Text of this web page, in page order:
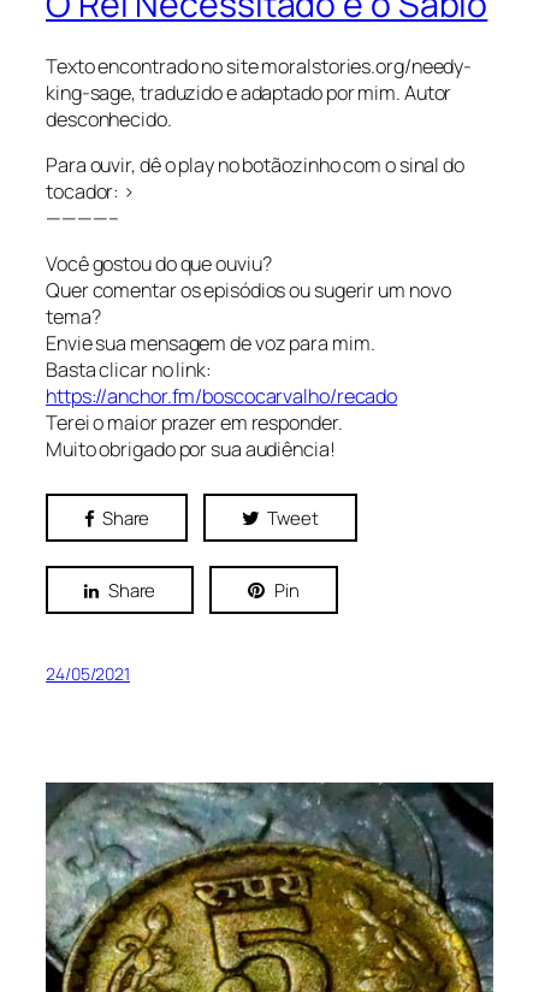
Texto encontrado no site moralstories.org/needy-
king-sage, traduzido e adaptado por mim. Autor
desconhecido.
Para ouvir, dê o play no botãozinho com o sinal do
tocador: >
————–
Você gostou do que ouviu?
Quer comentar os episódios ou sugerir um novo
tema?
Envie sua mensagem de voz para mim.
Basta clicar no link:
https://anchor.fm/boscocarvalho/recado
Terei o maior prazer em responder.
Muito obrigado por sua audiência!
Share Tweet
Share Pin
24/05/2021